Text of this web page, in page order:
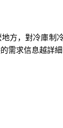
方，對冷庫制
需求信息越詳